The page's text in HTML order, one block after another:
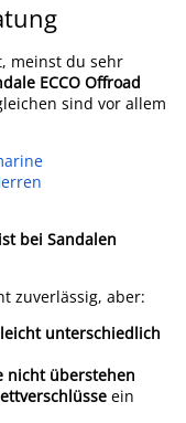
meinst du sehr
ECCO Offroad
sind vor allem
bei Sandalen
zuverlässig, aber:
unterschiedlich
nicht überstehen
ein